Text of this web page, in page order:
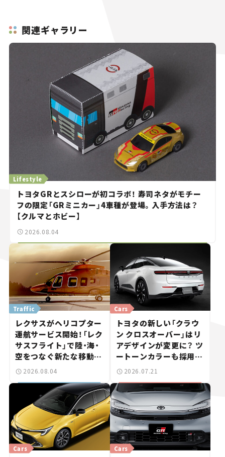
関連ギャラリー
Lifestyle
トヨタGRとスシローが初コラボ！ 寿司ネタがモチー
フの限定「GRミニカー」4車種が登場。入手方法は？
【クルマとホビー】
2026.08.04
Traffic
レクサスがヘリコプター
運航サービス開始！「レク
サスフライト」で陸・海・
空をつなぐ新たな移動体
験とは
2026.08.04
Cars
トヨタの新しい「クラウ
ン クロスオーバー」はリ
アデザインが変更に？ ツ
ートーンカラーも採用し
9月中旬に発表予定【新車
2026.07.21
Cars Cars